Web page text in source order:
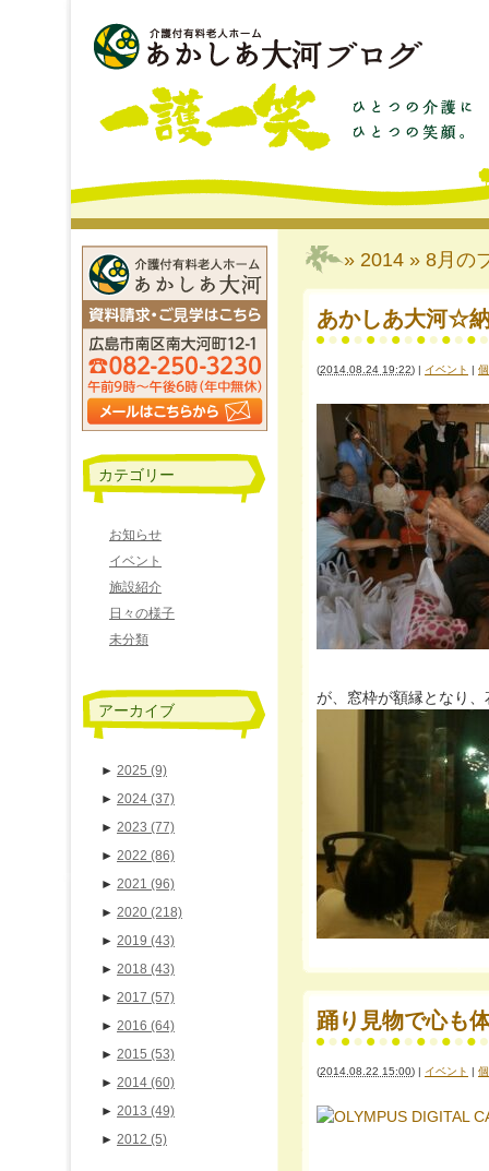
» 2014 » 8月 の
あかしあ大河☆
(2014.08.24 19:22) | イベント |
が、窓枠が額縁となり
踊り見物で心も
(2014.08.22 15:00) | イベント |
カテゴリー
お知らせ
イベント
施設紹介
日々の様子
未分類
アーカイブ
► 2025 (9)
► 2024 (37)
► 2023 (77)
► 2022 (86)
► 2021 (96)
► 2020 (218)
► 2019 (43)
► 2018 (43)
► 2017 (57)
► 2016 (64)
► 2015 (53)
► 2014 (60)
► 2013 (49)
► 2012 (5)